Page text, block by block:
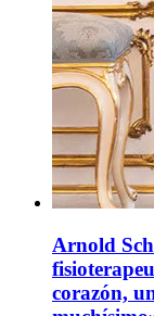
Arnold
corazón,